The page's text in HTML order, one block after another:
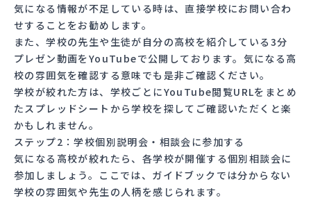
気になる情報が不足している時は、直接学校にお問い合わ
せすることをお勧めします。
また、学校の先生や生徒が自分の高校を紹介している3分
プレゼン動画をYouTubeで公開しております。気になる高
校の雰囲気を確認する意味でも是非ご確認ください。
学校が絞れた方は、学校ごとにYouTube閲覧URLをまとめ
たスプレッドシート から学校を探してご確認いただくと楽
かもしれません。
ステップ2：学校個別説明会・相談会に参加する
気になる高校が絞れたら、各学校が開催する個別相談会に
参加しましょう。ここでは、 ガイドブック では分からない
学校の雰囲気や先生の人柄を感じられます。